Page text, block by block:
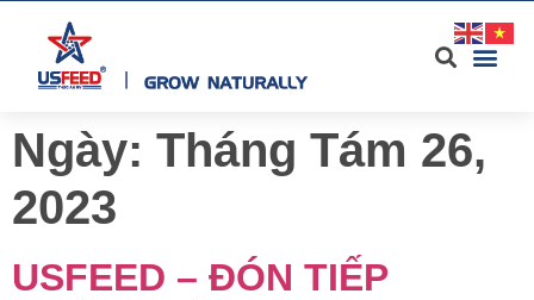
Ngày: Tháng Tám 26,
2023
USFEED – ĐÓN TIẾP